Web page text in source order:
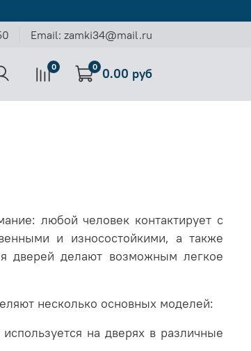
Email: zamki34@mail.ru
0 0 0.00 руб
любой человек контактирует с
и износостойкими, а также
дверей делают возможным легкое
несколько основных моделей:
на дверях в различные